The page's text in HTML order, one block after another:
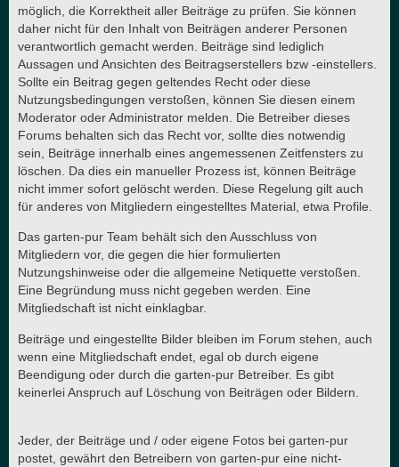
möglich, die Korrektheit aller Beiträge zu prüfen. Sie können
daher nicht für den Inhalt von Beiträgen anderer Personen
verantwortlich gemacht werden. Beiträge sind lediglich
Aussagen und Ansichten des Beitragserstellers bzw -einstellers.
Sollte ein Beitrag gegen geltendes Recht oder diese
Nutzungsbedingungen verstoßen, können Sie diesen einem
Moderator oder Administrator melden. Die Betreiber dieses
Forums behalten sich das Recht vor, sollte dies notwendig
sein, Beiträge innerhalb eines angemessenen Zeitfensters zu
löschen. Da dies ein manueller Prozess ist, können Beiträge
nicht immer sofort gelöscht werden. Diese Regelung gilt auch
für anderes von Mitgliedern eingestelltes Material, etwa Profile.
Das garten-pur Team behält sich den Ausschluss von
Mitgliedern vor, die gegen die hier formulierten
Nutzungshinweise oder die allgemeine Netiquette verstoßen.
Eine Begründung muss nicht gegeben werden. Eine
Mitgliedschaft ist nicht einklagbar.
Beiträge und eingestellte Bilder bleiben im Forum stehen, auch
wenn eine Mitgliedschaft endet, egal ob durch eigene
Beendigung oder durch die garten-pur Betreiber. Es gibt
keinerlei Anspruch auf Löschung von Beiträgen oder Bildern.
Jeder, der Beiträge und / oder eigene Fotos bei garten-pur
postet, gewährt den Betreibern von garten-pur eine nicht-